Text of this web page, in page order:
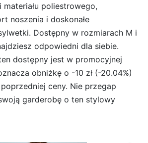
poliestrowego,
noszenia i doskonałe
Dostępny w rozmiarach M i
odpowiedni dla siebie.
dostępny jest w promocyjnej
obniżkę o -10 zł (-20.04%)
ceny. Nie przegap
garderobę o ten stylowy